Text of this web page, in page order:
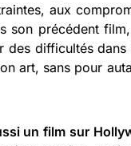
aux
son précédent
difficultés
art, sans pour
un film sur